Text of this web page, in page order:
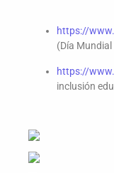
https://
(Día
https://
inclusión